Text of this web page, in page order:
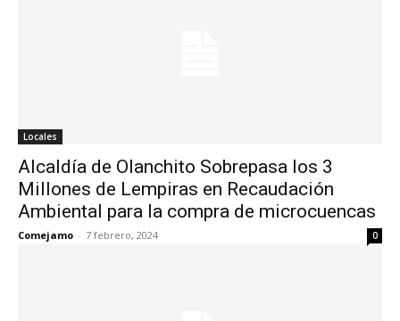
Locales
Alcaldía de Olanchito Sobrepasa los 3
Millones de Lempiras en Recaudación
Ambiental para la compra de microcuencas
Comejamo - 7 febrero, 2024 0